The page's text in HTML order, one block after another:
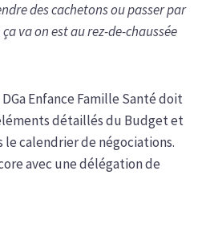
des cachetons ou passer par
va on est au rez-de-chaussée
Enfance Famille Santé doit
détaillés du Budget et
le calendrier de négociations.
avec une délégation de